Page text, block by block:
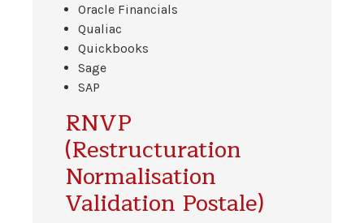
Oracle Financials
Qualiac
Quickbooks
Sage
SAP
RNVP
(Restructuration
Normalisation
Validation Postale)